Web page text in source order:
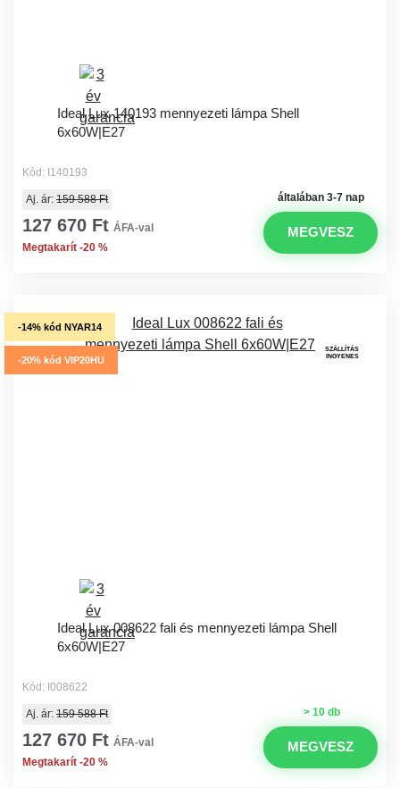
Ideal Lux 140193 mennyezeti lámpa Shell
6x60W|E27
Kód: I140193
általában 3-7 nap
Aj. ár: 159 588 Ft
127 670 Ft ÁFA-val
Megtakarít -20 %
MEGVESZ
-14% kód NYAR14
-20% kód VIP20HU
SZÁLLÍTÁS
INGYENES
Ideal Lux 008622 fali és mennyezeti lámpa Shell
6x60W|E27
Kód: I008622
> 10 db
Aj. ár: 159 588 Ft
127 670 Ft ÁFA-val
Megtakarít -20 %
MEGVESZ